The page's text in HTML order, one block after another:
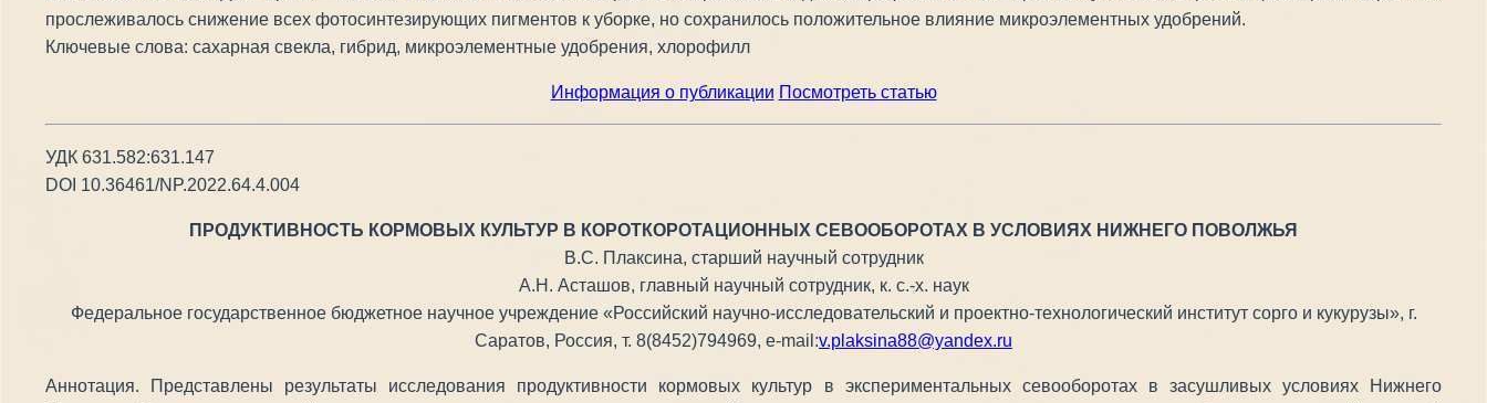
прослеживалось снижение всех фотосинтезирующих пигментов к уборке, но сохранилось положительное влияние микроэлементных удобрений.
Ключевые слова: сахарная свекла, гибрид, микроэлементные удобрения, хлорофилл
Информация о публикации Посмотреть статью
УДК 631.582:631.147
DOI 10.36461/NP.2022.64.4.004
ПРОДУКТИВНОСТЬ КОРМОВЫХ КУЛЬТУР В КОРОТКОРОТАЦИОННЫХ СЕВООБОРОТАХ В УСЛОВИЯХ НИЖНЕГО ПОВОЛЖЬЯ
В.С. Плаксина, старший научный сотрудник
А.Н. Асташов, главный научный сотрудник, к. с.-х. наук
Федеральное государственное бюджетное научное учреждение «Российский научно-исследовательский и проектно-технологический институт сорго и кукурузы», г.
Саратов, Россия, т. 8(8452)794969, e-mail:v.plaksina88@yandex.ru
Аннотация. Представлены результаты исследования продуктивности кормовых культур в экспериментальных севооборотах в засушливых условиях Нижнего